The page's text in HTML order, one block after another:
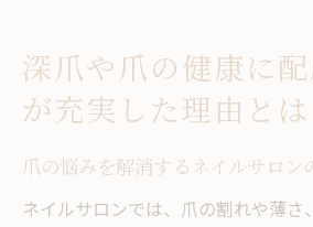
深爪や爪の健康に
が充実した理由とは
爪の悩みを解消するネイルサロン
ネイルサロンでは、爪の割れや薄さ